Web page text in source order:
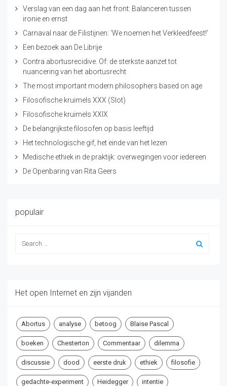
Verslag van een dag aan het front: Balanceren tussen
ironie en ernst
Carnaval naar de Filistijnen: ‘We noemen het Verkleedfeest!’
Een bezoek aan De Librije
Contra abortusrecidive. Of: de sterkste aanzet tot
nuancering van het abortusrecht
The most important modern philosophers based on age
Filosofische kruimels XXX (Slot)
Filosofische kruimels XXIX
De belangrijkste filosofen op basis leeftijd
Het technologische gif, het einde van het lezen
Medische ethiek in de praktijk: overwegingen voor iedereen
De Openbaring van Rita Geers
populair
Het open Internet en zijn vijanden
Abortus analyse betoog Blaise Pascal
boeken Chesterton Commentaar dilemma
discussie dood eerste druk ethiek filosofie
gedachte-experiment Heidegger intentie